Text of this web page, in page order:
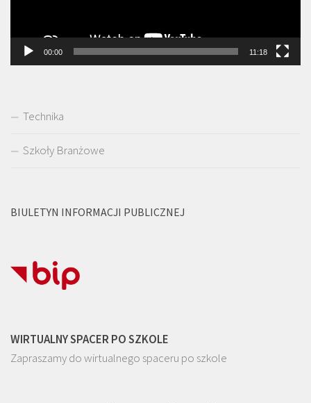
00:00 11:18
Technika
Szkoły Branżowe
BIULETYN INFORMACJI PUBLICZNEJ
WIRTUALNY SPACER PO SZKOLE
Zapraszamy do wirtualnego spaceru po szkole